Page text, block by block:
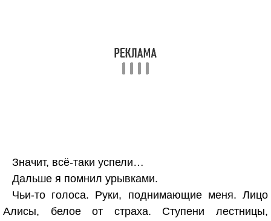
Значит, всё-таки успели…
Дальше я помнил урывками.
Чьи-то голоса. Руки, поднимающие меня. Лицо
Алисы, белое от страха. Ступени лестницы,